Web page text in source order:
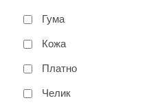
Гума
Кожа
Платно
Челик